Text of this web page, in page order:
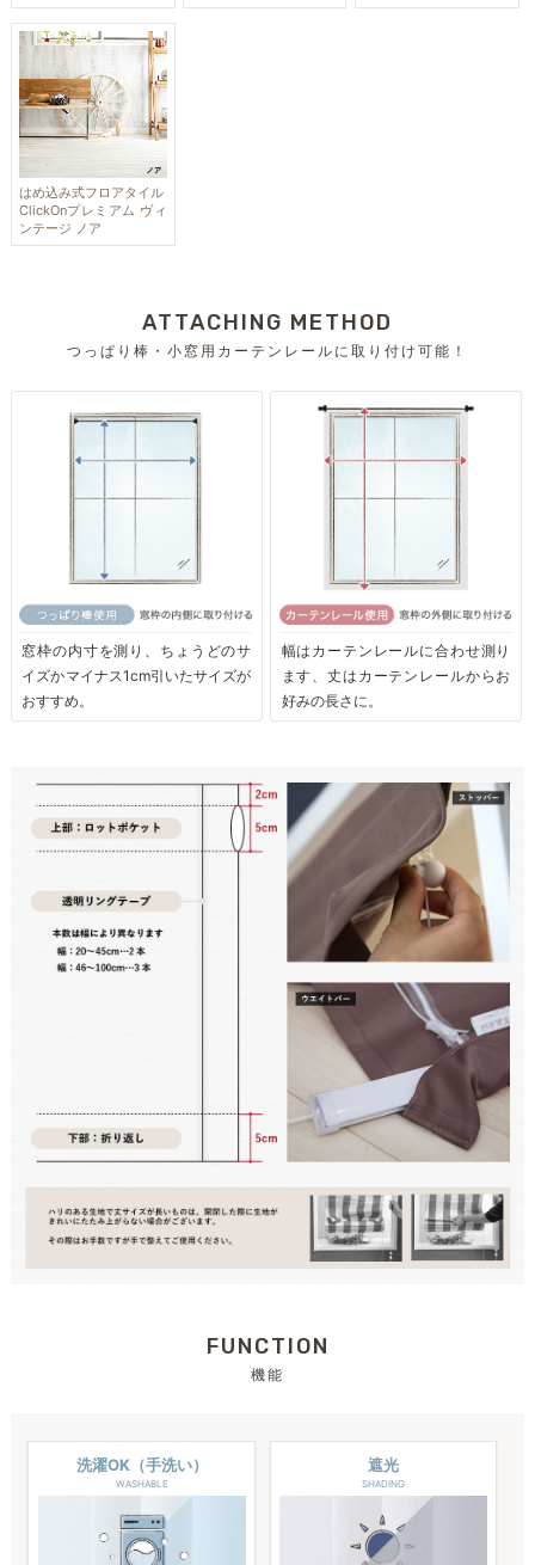
はめ込み式フロアタイル
ClickOnプレミアム ヴィ
ンテージ ノア
ATTACHING METHOD
つっぱり棒・小窓用カーテンレールに取り付け可能！
窓枠の内寸を測り、ちょうどのサ
イズかマイナス1cm引いたサイズが
おすすめ。
幅はカーテンレールに合わせ測り
ます、丈はカーテンレールからお
好みの長さに。
FUNCTION
機能
洗濯OK（手洗い）
WASHABLE
遮光
SHADING